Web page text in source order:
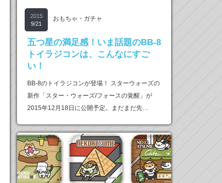
2015
9/21
おもちゃ・ガチャ
五つ星の満足感！いま話題のBB-8
トイラジコンは、こんなにすご
い！
BB-8のトイラジコンが登場！ スターウォーズの
新作「スター・ウォーズ/フォースの覚醒」が
2015年12月18日に公開予定。まだまだ先…